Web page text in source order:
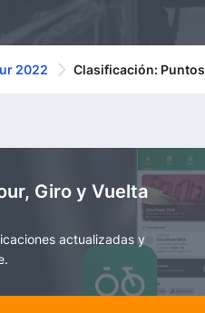
2022 Clasificación: Puntos
Giro y Vuelta
actualizadas y